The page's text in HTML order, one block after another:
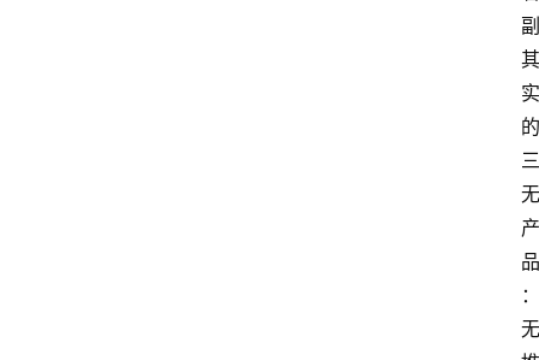
副
其
实
的
三
无
产
品
：
无